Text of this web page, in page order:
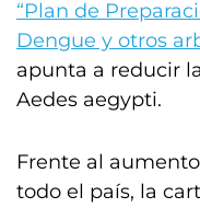
“Plan de
Dengue y otros
apunta a reducir
Aedes aegypti.
Frente al
todo el país, la